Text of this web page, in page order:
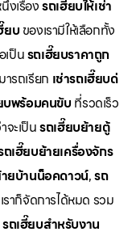
งเรื่องรถเฮี๊ยบให้เช่า
ยบ ของเรามีให้เลือกทั้ง
เป็นรถเฮี๊ยบราคาถูก
รถเรียก เช่ารถเฮี๊ยบด่
บพร้อมคนขับที่รวดเร็ว
จะเป็นรถเฮี๊ยบย้ายตู้
ถเฮี๊ยบย้ายเครื่องจักร
ยบ้านน็อคดาวน์,รถ
เราก็จัดการได้หมด รวม
รถเฮี๊ยบสำหรับงาน